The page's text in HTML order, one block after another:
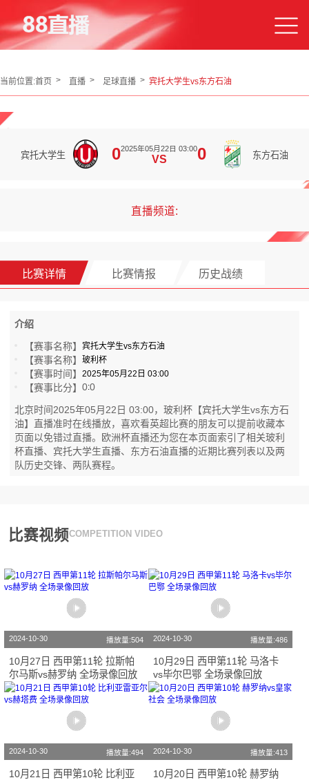
当前位置:首页 直播 足球直播 宾托大学生vs东方石油
宾托大学生 02025年05月22日 03:00
VS 0 东方石油
直播频道:
比赛详情 比赛情报 历史战绩
介绍
【赛事名称】宾托大学生vs东方石油
【赛事名称】玻利杯
【赛事时间】2025年05月22日 03:00
【赛事比分】0:0
北京时间2025年05月22日 03:00，玻利杯【宾托大学生vs东方石
油】直播准时在线播放，喜欢看英超比赛的朋友可以提前收藏本
页面以免错过直播。欧洲杯直播还为您在本页面索引了相关玻利
杯直播、宾托大学生直播、东方石油直播的近期比赛列表以及两
队历史交锋、两队赛程。
比赛视频COMPETITION VIDEO
2024-10-30 播放量:504
10月27日 西甲第11轮 拉斯帕
尔马斯vs赫罗纳 全场录像回放
2024-10-30 播放量:486
10月29日 西甲第11轮 马洛卡
vs毕尔巴鄂 全场录像回放
2024-10-30 播放量:494
10月21日 西甲第10轮 比利亚
2024-10-30 播放量:413
10月20日 西甲第10轮 赫罗纳